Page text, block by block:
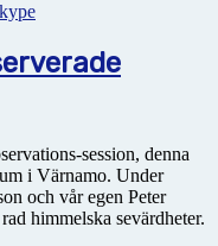
session, denna
i Värnamo. Under
och vår egen Peter
himmelska sevärdheter.